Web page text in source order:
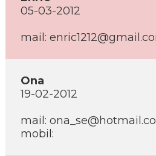
05-03-2012
mail:
Ona
19-02-2012
mail:
mobil: